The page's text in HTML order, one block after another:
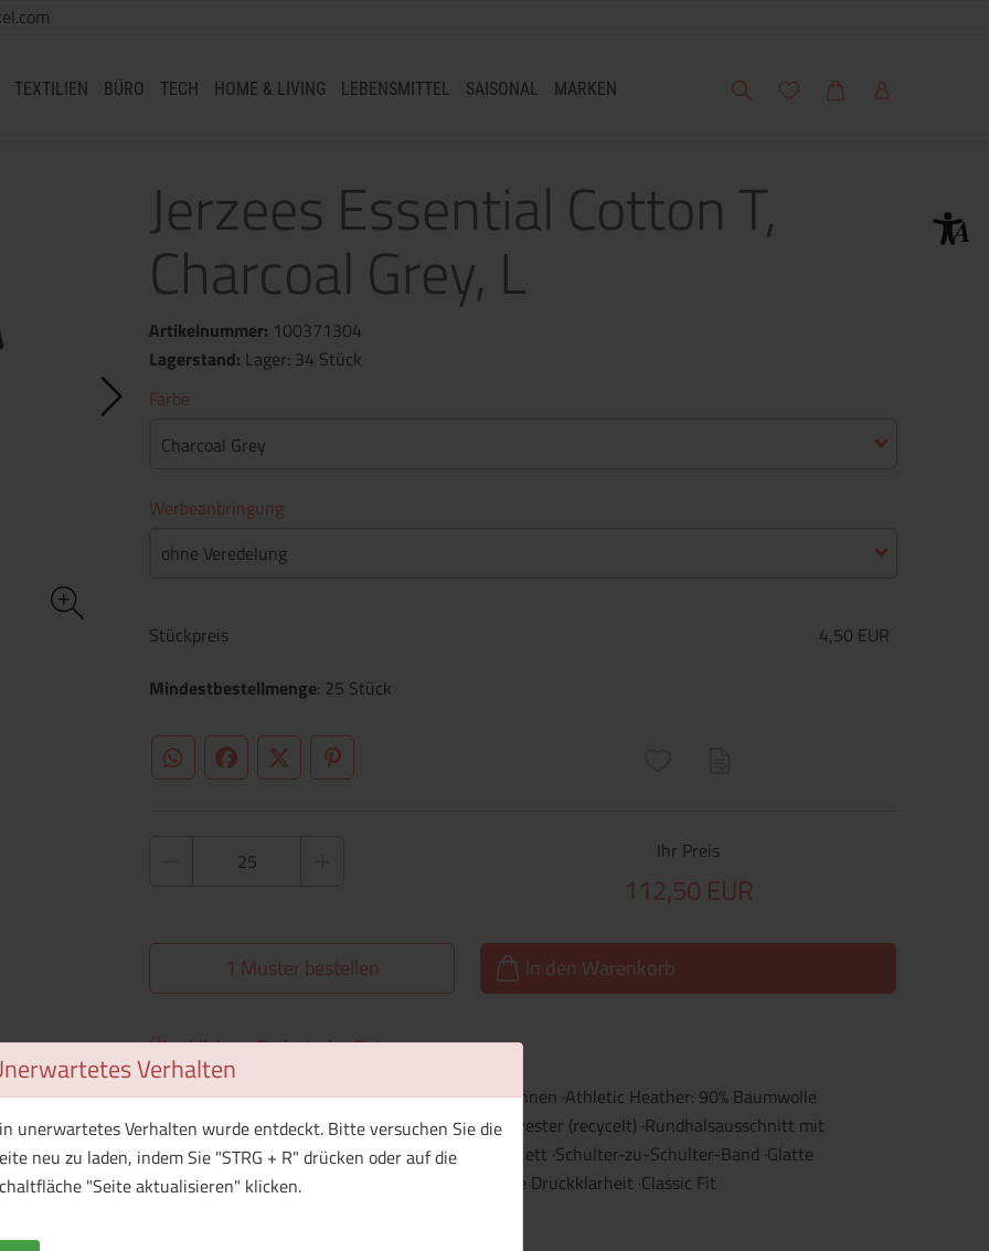
Verhalten
unerwartetes Verhalten wurde entdeckt. Bitte versuchen Sie die
neu zu laden, indem Sie "STRG + R" drücken oder auf die
"Seite aktualisieren" klicken.
TEXTILIEN BÜRO TECH HOME & LIVING LEBENSMITTEL SAISONAL MARKEN Suche Meine Wunschliste
WarenkorbMein Account
Jerzees Essential Cotton T,
Charcoal Grey, L
Artikelnummer: 100371304
Lagerstand: Lager: 34 Stück
Farbe
Charcoal Grey
Werbeanbringung
ohne Veredelung
Stückpreis
4,50 EUR
Mindestbestellmenge: 25 Stück
WhatsApp (#[creator\plugin\share\core\structs\SocialSharingServiceSettings]:only_chrome#)
FacebookTwitter (#[creator\plugin\share\core\structs\SocialSharingServiceSettings]:formaly_twitter#)
Pinterest
Ihr Preis
112,50 EUR
1 Muster bestellen In den Warenkorb
Überblick Technische Daten
·150 g/m² ·100% Baumwolle, gekämmt, ringgesponnen ·Athletic Heather: 90% Baumwolle
(gekämmte ringgesponnene Baumwolle), 10% Polyester (recycelt) ·Rundhalsausschnitt mit
elastischem Rippbündchen ·Tear-away Nackenetikett ·Schulter-zu-Schulter-Band ·Glatte
Oberfläche und dichtes Jerseygewebe für optimale Druckklarheit ·Classic Fit